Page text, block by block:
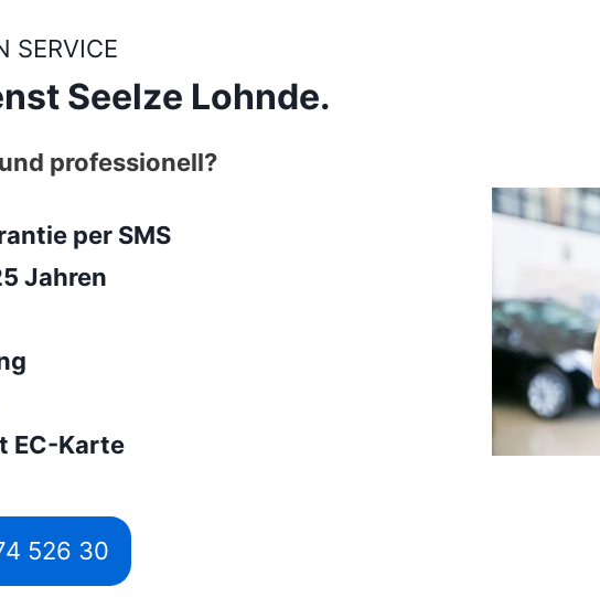
SERVICE
Seelze Lohnde.
professionell?
per SMS
Jahren
EC-Karte
526 30